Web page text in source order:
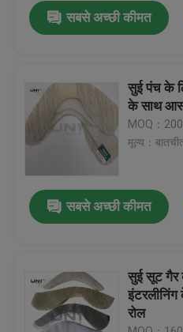
कारखाने का दौरा
हमसे संपर्क करें
समाचार
मामले
उद्धरण मांगें
फ़्यूज़बल इंटरलाइनिंग
सबसे अच्छी कीमत
सुई पंच के
के साथ
MOQ：
मूल्य：
सबसे अच्छी कीमत
सुई सूट गैर
रोल